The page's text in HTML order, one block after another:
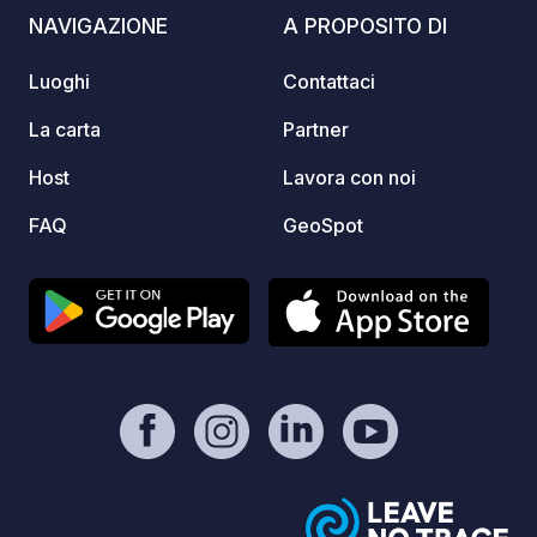
⚠️
NAVIGAZIONE
Luoghi
La carta
Host
FAQ
A PROPOSITO DI
Contattaci
Partner
Lavora con noi
GeoSpot